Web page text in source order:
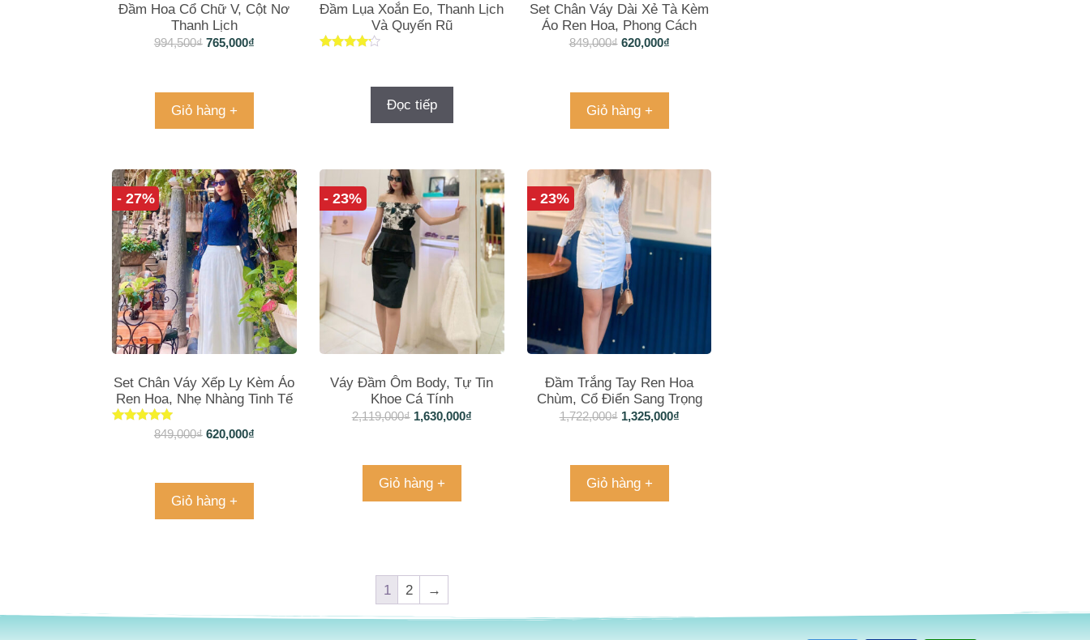
Đầm Hoa Cổ Chữ V, Cột Nơ
Thanh Lịch
994,500₫ 765,000₫
Giỏ hàng +
Đầm Lụa Xoắn Eo, Thanh Lịch
Và Quyến Rũ
Đọc tiếp
Set Chân Váy Dài Xẻ Tà Kèm
Áo Ren Hoa, Phong Cách
Thanh Lịch
849,000₫ 620,000₫
Giỏ hàng +
- 27%
Set Chân Váy Xếp Ly Kèm Áo
Ren Hoa, Nhẹ Nhàng Tinh Tế
Cho Phái Nữ
Được xếp849,000₫ 620,000₫
Giỏ hàng +
- 23%
Váy Đầm Ôm Body, Tự Tin
Khoe Cá Tính
2,119,000₫ 1,630,000₫
Giỏ hàng +
- 23%
Đầm Trắng Tay Ren Hoa
Chùm, Cổ Điển Sang Trọng
1,722,000₫ 1,325,000₫
Giỏ hàng +
1 2 →